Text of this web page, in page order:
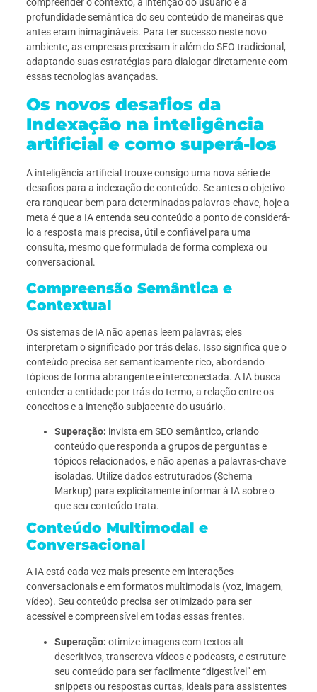
compreender o contexto, a intenção do usuário e a
profundidade semântica do seu conteúdo de maneiras que
antes eram inimagináveis. Para ter sucesso neste novo
ambiente, as empresas precisam ir além do SEO tradicional,
adaptando suas estratégias para dialogar diretamente com
essas tecnologias avançadas.
Os novos desafios da
Indexação na inteligência
artificial e como superá-los
A inteligência artificial trouxe consigo uma nova série de
desafios para a indexação de conteúdo. Se antes o objetivo
era ranquear bem para determinadas palavras-chave, hoje a
meta é que a IA entenda seu conteúdo a ponto de considerá-
lo a resposta mais precisa, útil e confiável para uma
consulta, mesmo que formulada de forma complexa ou
conversacional.
Compreensão Semântica e
Contextual
Os sistemas de IA não apenas leem palavras; eles
interpretam o significado por trás delas. Isso significa que o
conteúdo precisa ser semanticamente rico, abordando
tópicos de forma abrangente e interconectada. A IA busca
entender a entidade por trás do termo, a relação entre os
conceitos e a intenção subjacente do usuário.
Superação: invista em SEO semântico, criando
conteúdo que responda a grupos de perguntas e
tópicos relacionados, e não apenas a palavras-chave
isoladas. Utilize dados estruturados (Schema
Markup) para explicitamente informar à IA sobre o
que seu conteúdo trata.
Conteúdo Multimodal e
Conversacional
A IA está cada vez mais presente em interações
conversacionais e em formatos multimodais (voz, imagem,
vídeo). Seu conteúdo precisa ser otimizado para ser
acessível e compreensível em todas essas frentes.
Superação: otimize imagens com textos alt
descritivos, transcreva vídeos e podcasts, e estruture
seu conteúdo para ser facilmente “digestível” em
snippets ou respostas curtas, ideais para assistentes